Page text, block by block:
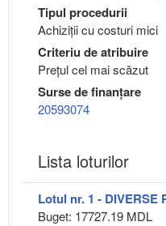
Tipul procedurii
Achiziții cu costuri mici
Criteriu de atribuire
Preţul cel mai scăzut
Surse de finanțare
20593074
Lista loturilor
Lotul nr. 1 - DIVERSE
Buget: 17727.19 MDL